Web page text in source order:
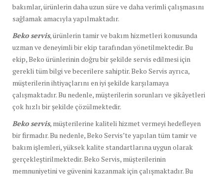
bakımlar, ürünlerin daha uzun süre ve daha verimli çalışmasını
sağlamak amacıyla yapılmaktadır.
Beko servis, ürünlerin tamir ve bakım hizmetleri konusunda
uzman ve deneyimli bir ekip tarafından yönetilmektedir. Bu
ekip, Beko ürünlerinin doğru bir şekilde servis edilmesi için
gerekli tüm bilgi ve becerilere sahiptir. Beko Servis ayrıca,
müşterilerin ihtiyaçlarını en iyi şekilde karşılamaya
çalışmaktadır. Bu nedenle, müşterilerin sorunları ve şikâyetleri
çok hızlı bir şekilde çözülmektedir.
Beko servis, müşterilerine kaliteli hizmet vermeyi hedefleyen
bir firmadır. Bu nedenle, Beko Servis’te yapılan tüm tamir ve
bakım işlemleri, yüksek kalite standartlarına uygun olarak
gerçekleştirilmektedir. Beko Servis, müşterilerinin
memnuniyetini ve güvenini kazanmak için çalışmaktadır. Bu